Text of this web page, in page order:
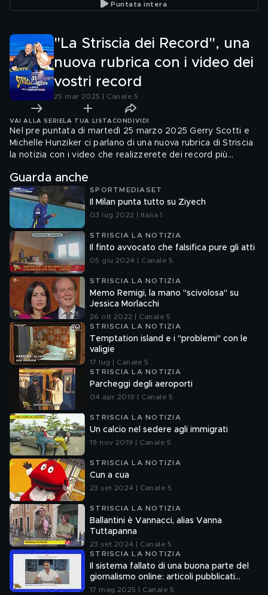
Brumotti in un boschetto
Puntata intera
"La Striscia dei Record", una
nuova rubrica con i video dei
vostri record
25 mar 2025 | Canale 5
VAI ALLA SERIE LA TUA LISTA CONDIVIDI
Nel pre puntata di martedì 25 marzo 2025 Gerry Scotti e
Michelle Hunziker ci parlano di una nuova rubrica di Striscia
la notizia con i video che realizzerete dei record più
qui a Striscia e i più bravi verranno ad esibirsi qui sul
bancone!
Guarda anche
SPORTMEDIASET
Il Milan punta tutto su Ziyech
03 lug 2022 | Italia 1
STRISCIA LA NOTIZIA
Il finto avvocato che falsifica pure gli atti
05 giu 2024 | Canale 5
STRISCIA LA NOTIZIA
Memo Remigi, la mano "scivolosa" su
Jessica Morlacchi
26 ott 2022 | Canale 5
STRISCIA LA NOTIZIA
Temptation island e i "problemi" con le
valigie
17 lug | Canale 5
STRISCIA LA NOTIZIA
Parcheggi degli aeroporti
04 apr 2019 | Canale 5
STRISCIA LA NOTIZIA
Un calcio nel sedere agli immigrati
19 nov 2019 | Canale 5
STRISCIA LA NOTIZIA
Cun a cua
23 set 2024 | Canale 5
STRISCIA LA NOTIZIA
Ballantini è Vannacci, alias Vanna
Tuttapanna
23 set 2024 | Canale 5
STRISCIA LA NOTIZIA
Il sistema fallato di una buona parte del
giornalismo online: articoli pubblicati
senza la verifica delle fonti
17 mag 2025 | Canale 5